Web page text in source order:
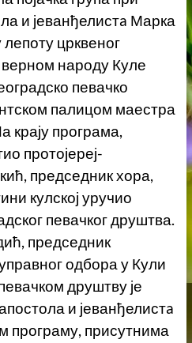
и јеванђелистa Марка
лепоту црквеног
народу Куле
певачко
палицом маестра
крају програма,
протојереј-
председник хора,
кулској уручио
певачког друштва.
председник
одбора у Кули
друштву је
и јеванђелистa
програму, присутнима